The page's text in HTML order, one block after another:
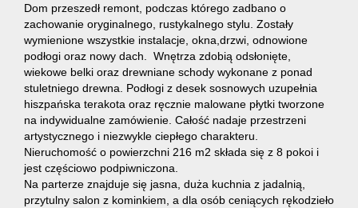
Dom przeszedł remont, podczas którego zadbano o
zachowanie oryginalnego, rustykalnego stylu. Zostały
wymienione wszystkie instalacje, okna,drzwi, odnowione
podłogi oraz nowy dach. Wnętrza zdobią odsłonięte,
wiekowe belki oraz drewniane schody wykonane z ponad
stuletniego drewna. Podłogi z desek sosnowych uzupełnia
hiszpańska terakota oraz ręcznie malowane płytki tworzone
na indywidualne zamówienie. Całość nadaje przestrzeni
artystycznego i niezwykle ciepłego charakteru.
Nieruchomość o powierzchni 216 m2 składa się z 8 pokoi i
jest częściowo podpiwniczona.
Na parterze znajduje się jasna, duża kuchnia z jadalnią,
przytulny salon z kominkiem, a dla osób ceniących rękodzieło